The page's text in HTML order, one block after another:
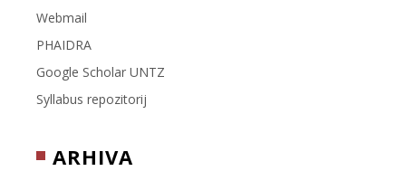
Webmail
PHAIDRA
Google Scholar UNTZ
Syllabus repozitorij
ARHIVA